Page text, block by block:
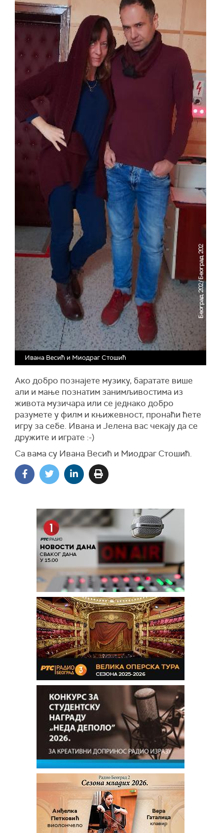
Ивана Весић и Миодраг Стошић
Ако добро познајете музику, баратате више
али и мање познатим занимљивостима из
живота музичара или се једнако добро
разумете у филм и књижевност, пронаћи ћете
игру за себе. Ивана и Јелена вас чекају да се
дружите и играте :-)
Са вама су Ивана Весић и Миодраг Стошић.